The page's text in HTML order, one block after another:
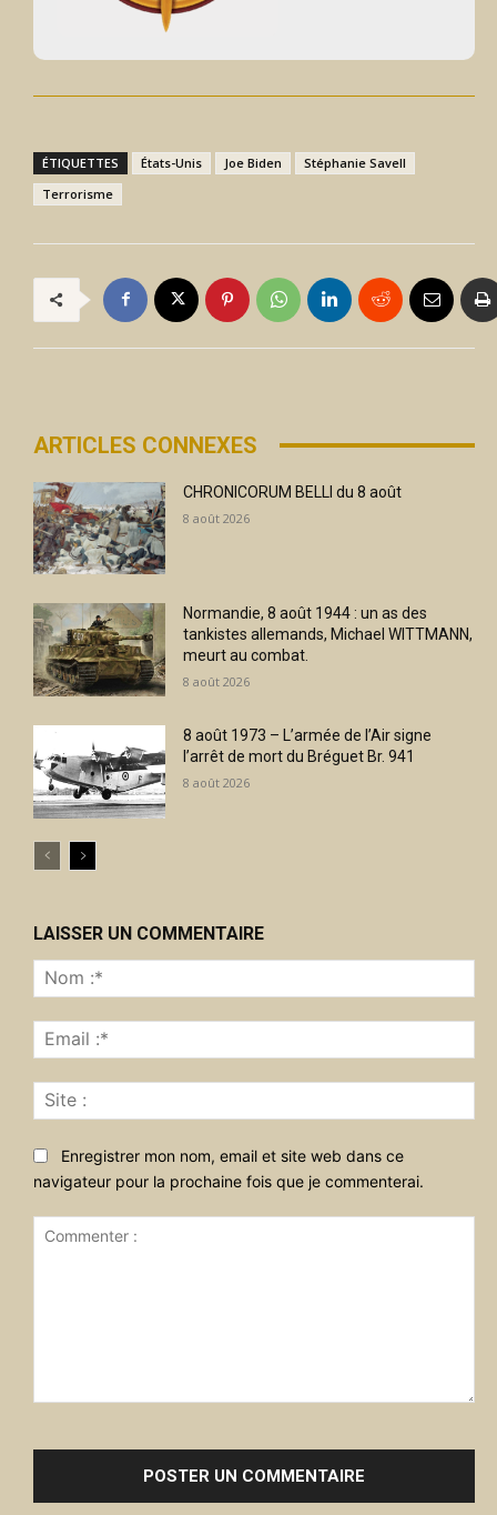
ÉTIQUETTES États-Unis Joe Biden
Stéphanie Savell
Terrorisme
ARTICLES CONNEXES
CHRONICORUM BELLI du 8 août
8 août 2026
Normandie, 8 août 1944 : un as des
tankistes allemands, Michael WITTMANN,
meurt au combat.
8 août 2026
8 août 1973 – L’armée de l’Air signe
l’arrêt de mort du Bréguet Br. 941
8 août 2026
LAISSER UN COMMENTAIRE
:*
:*
:
Enregistrer mon nom, email et site web dans ce
navigateur pour la prochaine fois que je commenterai.